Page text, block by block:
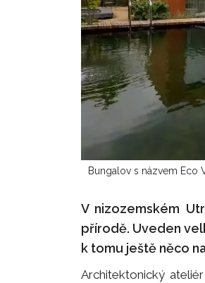
Bungalov s názvem Eco
V nizozemském
přírodě. Uveden
k tomu ještě něco
Architektonický